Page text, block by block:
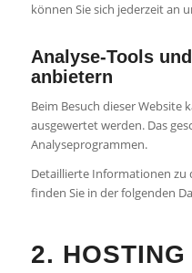
können Sie sich jederzeit an
Analyse-Tools
anbietern
Beim Besuch dieser Website
ausgewertet werden. Das
Analyseprogrammen.
Detaillierte Informationen zu
finden Sie in der folgenden
2. HOSTING